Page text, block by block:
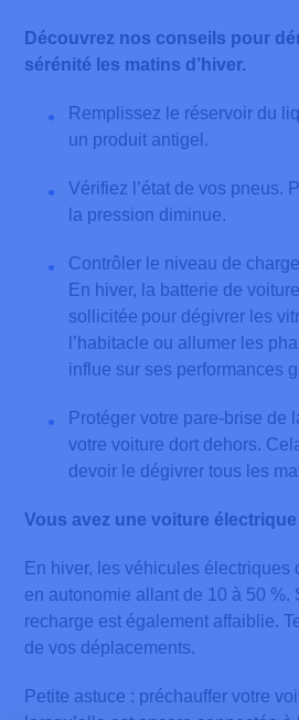
Découvrez nos conseils pour
sérénité les matins d’hiver.
Remplissez le réservoir du
un produit antigel.
Vérifiez l’état de vos pneus.
la pression diminue.
Contrôler le niveau de
En hiver, la batterie de
sollicitée pour dégivrer les
l’habitacle ou allumer les
influe sur ses performances
Protéger votre pare-brise de
votre voiture dort dehors.
devoir le dégivrer tous les
Vous avez une voiture électrique
En hiver, les véhicules électriques
en autonomie allant de 10 à 50 %.
recharge est également affaiblie.
de vos déplacements.
Petite astuce : préchauffer votre